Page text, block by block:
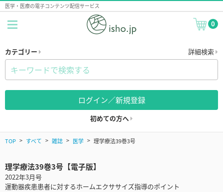
医学・医療の電子コンテンツ配信サービス
0
カテゴリー 詳細検索
ログイン／新規登録
初めての方へ
TOP すべて 雑誌 医学 理学療法39巻3号
理学療法39巻3号【電子版】
2022年3月号
運動器疾患患者に対するホームエクササイズ指導のポイント